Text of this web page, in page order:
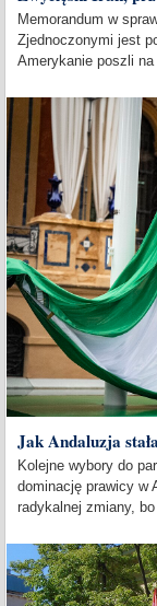
Memorandum w
Zjednoczonymi jest
Amerykanie poszli na
Jak Andaluzja
Kolejne wybory do
dominację prawicy w
radykalnej zmiany,